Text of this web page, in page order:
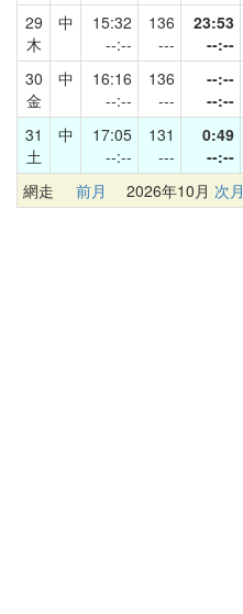
29
木
中
15:32
--:--
136
---
23:53
--:--
30
金
中
16:16
--:--
136
---
--:--
--:--
31
土
中
17:05
--:--
131
---
0:49
--:--
網走 前月 2026年10月 次月